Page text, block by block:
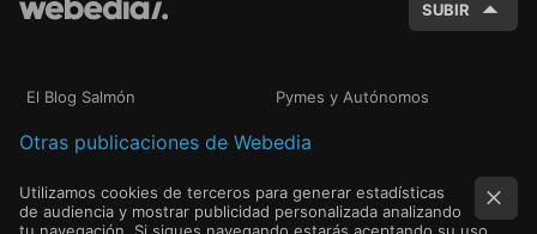
SUBIR
El Blog Salmón Pymes y Autónomos
Otras publicaciones de Webedia
Utilizamos cookies de terceros para generar estadísticas
de audiencia y mostrar publicidad personalizada analizando